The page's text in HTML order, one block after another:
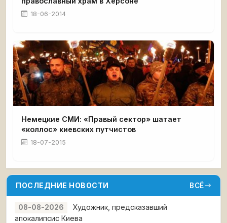
18-06-2014
Немецкие СМИ: «Правый сектор» шатает
«коллос» киевских путчистов
18-07-2015
ПОСЛЕДНИЕ НОВОСТИ ВСЁ
08-08-2026
Художник, предсказавший
апокалипсис Киева